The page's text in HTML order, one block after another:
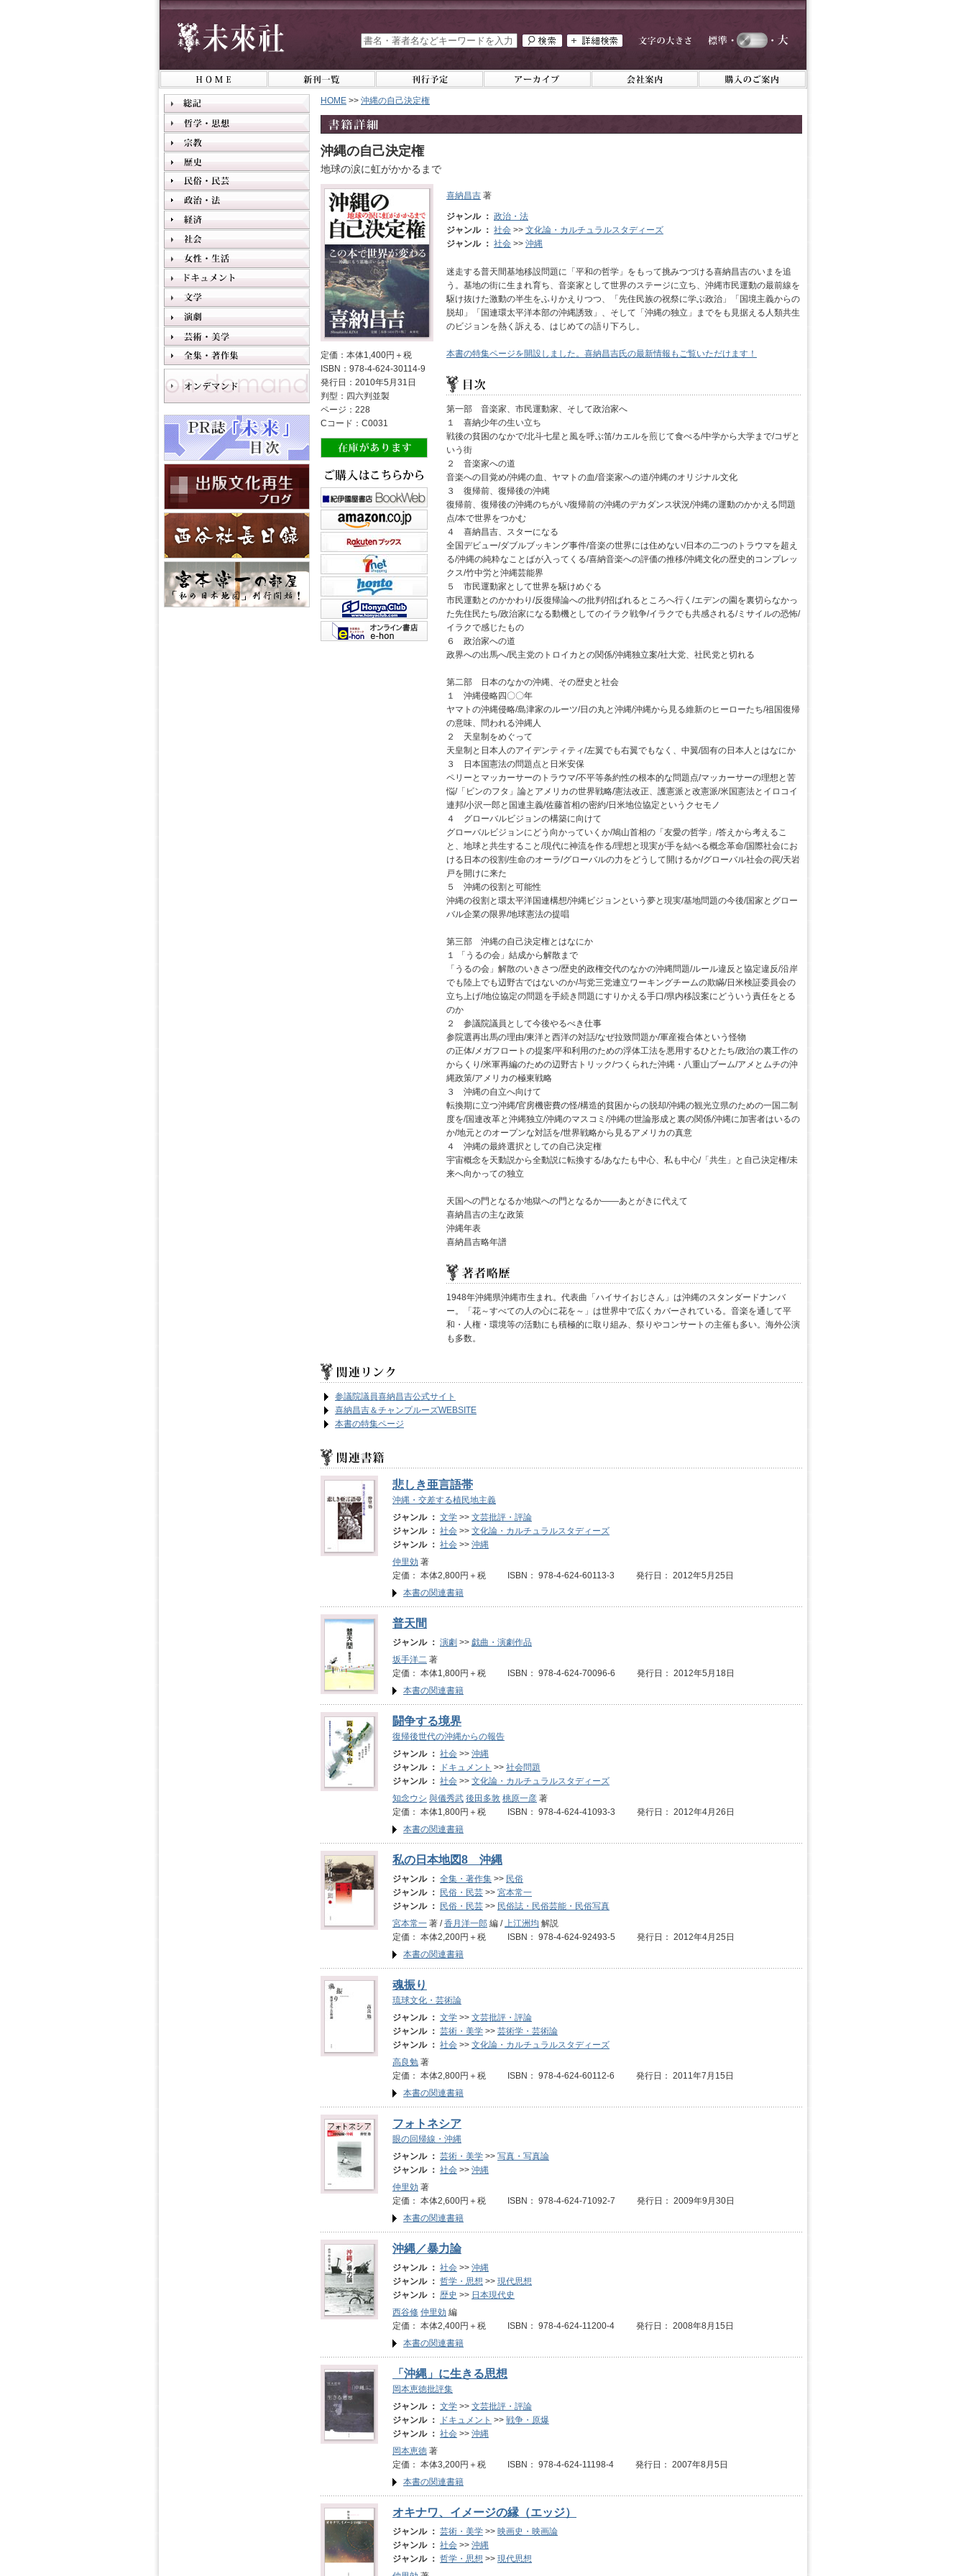
HOME >> 沖縄の自己決定権
沖縄の自己決定権
地球の涙に虹がかかるまで
定価：本体1,400円＋税
ISBN：978-4-624-30114-9
発行日：2010年5月31日
判型：四六判並製
ページ：228
Cコード：C0031
喜納昌吉 著
ジャンル ： 政治・法
ジャンル ： 社会 >> 文化論・カルチュラルスタディーズ
ジャンル ： 社会 >> 沖縄
迷走する普天間基地移設問題に「平和の哲学」をもって挑みつづける喜納昌吉のいまを追
う。基地の街に生まれ育ち、音楽家として世界のステージに立ち、沖縄市民運動の最前線を
駆け抜けた激動の半生をふりかえりつつ、「先住民族の祝祭に学ぶ政治」「国境主義からの
脱却」「国連環太平洋本部の沖縄誘致」、そして「沖縄の独立」までをも見据える人類共生
のビジョンを熱く訴える、はじめての語り下ろし。
本書の特集ページを開設しました。喜納昌吉氏の最新情報もご覧いただけます！
第一部 音楽家、市民運動家、そして政治家へ
１ 喜納少年の生い立ち
戦後の貧困のなかで/北斗七星と風を呼ぶ笛/カエルを煎じて食べる/中学から大学まで/コザと
いう街
２ 音楽家への道
音楽への目覚め/沖縄の血、ヤマトの血/音楽家への道/沖縄のオリジナル文化
３ 復帰前、復帰後の沖縄
復帰前、復帰後の沖縄のちがい/復帰前の沖縄のデカダンス状況/沖縄の運動のかかえる問題
点/本で世界をつかむ
４ 喜納昌吉、スターになる
全国デビュー/ダブルブッキング事件/音楽の世界には住めない/日本の二つのトラウマを超え
る/沖縄の純粋なことばが入ってくる/喜納音楽への評価の推移/沖縄文化の歴史的コンプレッ
クス/竹中労と沖縄芸能界
５ 市民運動家として世界を駆けめぐる
市民運動とのかかわり/反復帰論への批判/招ばれるところへ行く/エデンの園を裏切らなかっ
た先住民たち/政治家になる動機としてのイラク戦争/イラクでも共感される/ミサイルの恐怖/
イラクで感じたもの
６ 政治家への道
政界への出馬へ/民主党のトロイカとの関係/沖縄独立案/社大党、社民党と切れる
第二部 日本のなかの沖縄、その歴史と社会
１ 沖縄侵略四〇〇年
ヤマトの沖縄侵略/島津家のルーツ/日の丸と沖縄/沖縄から見る維新のヒーローたち/祖国復帰
の意味、問われる沖縄人
２ 天皇制をめぐって
天皇制と日本人のアイデンティティ/左翼でも右翼でもなく、中翼/固有の日本人とはなにか
３ 日本国憲法の問題点と日米安保
ペリーとマッカーサーのトラウマ/不平等条約性の根本的な問題点/マッカーサーの理想と苦
悩/「ビンのフタ」論とアメリカの世界戦略/憲法改正、護憲派と改憲派/米国憲法とイロコイ
連邦/小沢一郎と国連主義/佐藤首相の密約/日米地位協定というクセモノ
４ グローバルビジョンの構築に向けて
グローバルビジョンにどう向かっていくか/鳩山首相の「友愛の哲学」/答えから考えるこ
と、地球と共生すること/現代に神流を作る/理想と現実が手を結べる概念革命/国際社会にお
ける日本の役割/生命のオーラ/グローバルの力をどうして開けるか/グローバル社会の罠/天岩
戸を開けに来た
５ 沖縄の役割と可能性
沖縄の役割と環太平洋国連構想/沖縄ビジョンという夢と現実/基地問題の今後/国家とグロー
バル企業の限界/地球憲法の提唱
第三部 沖縄の自己決定権とはなにか
１ 「うるの会」結成から解散まで
「うるの会」解散のいきさつ/歴史的政権交代のなかの沖縄問題/ルール違反と協定違反/沿岸
でも陸上でも辺野古ではないのか/与党三党連立ワーキングチームの欺瞞/日米検証委員会の
立ち上げ/地位協定の問題を手続き問題にすりかえる手口/県内移設案にどういう責任をとる
のか
２ 参議院議員として今後やるべき仕事
参院選再出馬の理由/東洋と西洋の対話/なぜ拉致問題か/軍産複合体という怪物
の正体/メガフロートの提案/平和利用のための浮体工法を悪用するひとたち/政治の裏工作の
からくり/米軍再編のための辺野古トリック/つくられた沖縄・八重山ブーム/アメとムチの沖
縄政策/アメリカの極東戦略
３ 沖縄の自立へ向けて
転換期に立つ沖縄/官房機密費の怪/構造的貧困からの脱却/沖縄の観光立県のための一国二制
度を/国連改革と沖縄独立/沖縄のマスコミ/沖縄の世論形成と裏の関係/沖縄に加害者はいるの
か/地元とのオープンな対話を/世界戦略から見るアメリカの真意
４ 沖縄の最終選択としての自己決定権
宇宙概念を天動説から全動説に転換する/あなたも中心、私も中心/「共生」と自己決定権/未
来へ向かっての独立
天国への門となるか地獄への門となるか――あとがきに代えて
喜納昌吉の主な政策
沖縄年表
喜納昌吉略年譜
1948年沖縄県沖縄市生まれ。代表曲「ハイサイおじさん」は沖縄のスタンダードナンバ
ー。「花～すべての人の心に花を～」は世界中で広くカバーされている。音楽を通して平
和・人権・環境等の活動にも積極的に取り組み、祭りやコンサートの主催も多い。海外公演
も多数。
参議院議員喜納昌吉公式サイト
喜納昌吉＆チャンプルーズWEBSITE
本書の特集ページ
悲しき亜言語帯
沖縄・交差する植民地主義
ジャンル ： 文学 >> 文芸批評・評論
ジャンル ： 社会 >> 文化論・カルチュラルスタディーズ
ジャンル ： 社会 >> 沖縄
仲里効 著
定価： 本体2,800円＋税 ISBN： 978-4-624-60113-3 発行日： 2012年5月25日
本書の関連書籍
普天間
ジャンル ： 演劇 >> 戯曲・演劇作品
坂手洋二 著
定価： 本体1,800円＋税 ISBN： 978-4-624-70096-6 発行日： 2012年5月18日
本書の関連書籍
闘争する境界
復帰後世代の沖縄からの報告
ジャンル ： 社会 >> 沖縄
ジャンル ：
ドキュメント >> 社会問題
ジャンル ： 社会 >> 文化論・カルチュラルスタディーズ
知念ウシ 與儀秀武 後田多敦 桃原一彦 著
定価： 本体1,800円＋税 ISBN： 978-4-624-41093-3 発行日： 2012年4月26日
本書の関連書籍
私の日本地図8 沖縄
ジャンル ： 全集・著作集 >> 民俗
ジャンル ：
民俗・民芸 >> 宮本常一
ジャンル ：
民俗・民芸 >> 民俗誌・民俗芸能・民俗写真
宮本常一 著 /香月洋一郎 編 /上江洲均 解説
定価： 本体2,200円＋税 ISBN： 978-4-624-92493-5 発行日： 2012年4月25日
本書の関連書籍
魂振り
琉球文化・芸術論
ジャンル ： 文学 >> 文芸批評・評論
ジャンル ： 芸術・美学 >> 芸術学・芸術論
ジャンル ： 社会 >> 文化論・カルチュラルスタディーズ
高良勉 著
定価： 本体2,800円＋税 ISBN： 978-4-624-60112-6 発行日： 2011年7月15日
本書の関連書籍
フォトネシア
眼の回帰線・沖縄
ジャンル ： 芸術・美学 >> 写真・写真論
ジャンル ： 社会 >> 沖縄
仲里効 著
定価： 本体2,600円＋税 ISBN： 978-4-624-71092-7 発行日： 2009年9月30日
本書の関連書籍
沖縄／暴力論
ジャンル ： 社会 >> 沖縄
ジャンル ： 哲学・思想 >> 現代思想
ジャンル ： 歴史 >> 日本現代史
西谷修 仲里効 編
定価： 本体2,400円＋税 ISBN： 978-4-624-11200-4 発行日： 2008年8月15日
本書の関連書籍
「沖縄」に生きる思想
岡本恵徳批評集
ジャンル ： 文学 >> 文芸批評・評論
ジャンル ：
ドキュメント >> 戦争・原爆
ジャンル ： 社会 >> 沖縄
岡本恵徳 著
定価： 本体3,200円＋税 ISBN： 978-4-624-11198-4 発行日： 2007年8月5日
本書の関連書籍
オキナワ、イメージの縁（エッジ）
ジャンル ： 芸術・美学 >> 映画史・映画論
ジャンル ： 社会 >> 沖縄
ジャンル ： 哲学・思想 >> 現代思想